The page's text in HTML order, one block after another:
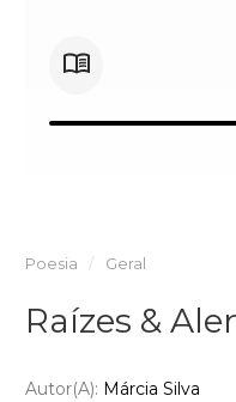
Poesia Geral
Raízes &
Autor(a): Márcia Silva